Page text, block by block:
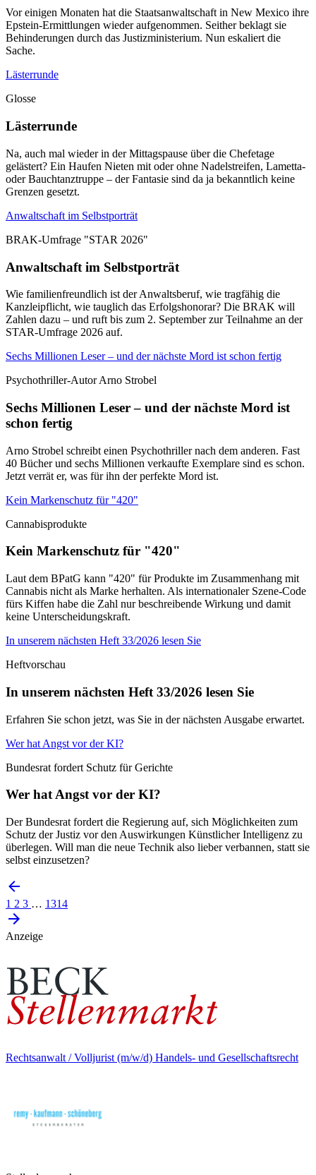
Vor einigen Monaten hat die Staatsanwaltschaft in New Mexico ihre
Epstein-Ermittlungen wieder aufgenommen. Seither beklagt sie
Behinderungen durch das Justizministerium. Nun eskaliert die
Sache.
Lästerrunde
Glosse
Lästerrunde
Na, auch mal wieder in der Mittagspause über die Chefetage
gelästert? Ein Haufen Nieten mit oder ohne Nadelstreifen, Lametta-
oder Bauchtanztruppe – der Fantasie sind da ja bekanntlich keine
Grenzen gesetzt.
Anwaltschaft im Selbstporträt
BRAK-Umfrage "STAR 2026"
Anwaltschaft im Selbstporträt
Wie familienfreundlich ist der Anwaltsberuf, wie tragfähig die
Kanzleipflicht, wie tauglich das Erfolgshonorar? Die BRAK will
Zahlen dazu – und ruft bis zum 2. September zur Teilnahme an der
STAR-Umfrage 2026 auf.
Sechs Millionen Leser – und der nächste Mord ist schon fertig
Psychothriller-Autor Arno Strobel
Sechs Millionen Leser – und der nächste Mord ist
schon fertig
Arno Strobel schreibt einen Psychothriller nach dem anderen. Fast
40 Bücher und sechs Millionen verkaufte Exemplare sind es schon.
Jetzt verrät er, was für ihn der perfekte Mord ist.
Kein Markenschutz für "420"
Cannabisprodukte
Kein Markenschutz für "420"
Laut dem BPatG kann "420" für Produkte im Zusammenhang mit
Cannabis nicht als Marke herhalten. Als internationaler Szene-Code
fürs Kiffen habe die Zahl nur beschreibende Wirkung und damit
keine Unterscheidungskraft.
In unserem nächsten Heft 33/2026 lesen Sie
Heftvorschau
In unserem nächsten Heft 33/2026 lesen Sie
Erfahren Sie schon jetzt, was Sie in der nächsten Ausgabe erwartet.
Wer hat Angst vor der KI?
Bundesrat fordert Schutz für Gerichte
Wer hat Angst vor der KI?
Der Bundesrat fordert die Regierung auf, sich Möglichkeiten zum
Schutz der Justiz vor den Auswirkungen Künstlicher Intelligenz zu
überlegen. Will man die neue Technik also lieber verbannen, statt sie
selbst einzusetzen?
1 2 3 … 1314
Anzeige
Rechtsanwalt / Volljurist (m/w/d) Handels- und Gesellschaftsrecht